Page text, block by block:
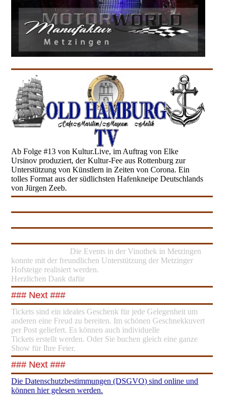
Ab Folge #13 von Kultur.Live, im Auftrag von Elke
Ursinov produziert, der Kultur-Fee aus Rottenburg zur
Unterstützung von Künstlern in Zeiten von Corona. Ein
tolles Format aus der südlichsten Hafenkneipe Deutschlands
von Jürgen Zeeb.
Die Events in der Vinothek in Metzingen
konnte mit der freundlichen Unterstützung der Metzinger
Hofsteige realisiert werden.
Herzlichen Dank dafür
### Next ###
Tickets sind ein ideales Geschenk für jede Gelegenheit um
anderen eine Freud zu bereiten. Im schönen Geschnekkuvert
per Post geliefert. Es können auch individuelle
Tickets erstellt werden. Oder Sie buchen gleich eine ganze
Show für Ihre Feier.
### Next ###
Die Datenschutzbestimmungen (DSGVO) sind online und
können hier gelesen werden.